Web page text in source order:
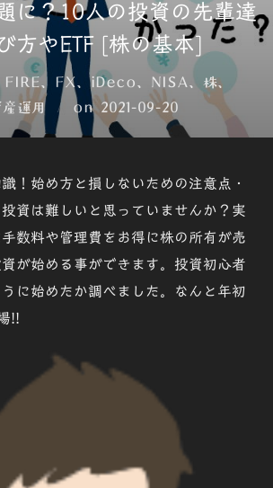
に？10人の投資の先輩達
方やETF [株の基本]
FIRE FX 、iDeco NISA 株、
産運用 on 投
稿
2021-09-20
！ 始め方 と損しないための注意点
・
投資は難しいと思っていませんか？実
数料や管理費をお得に株の所有が売
が始める事ができます。投資初心者
に始めたか調べました。なんと年初
!!